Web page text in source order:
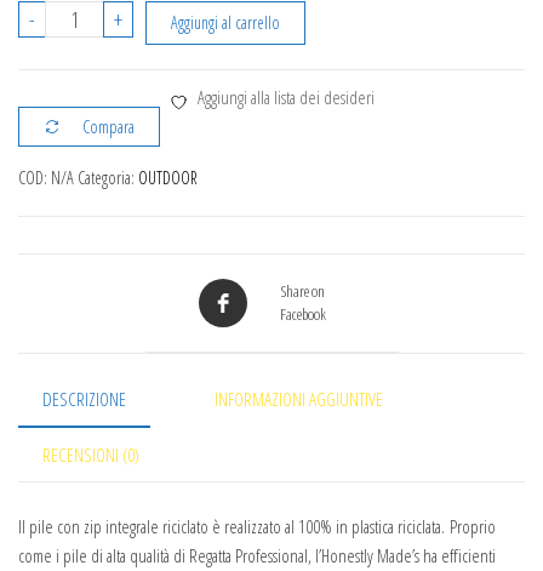
-
Giacca
in
Scout
Regatta
+ Aggiungi al carrello
Aggiungi alla lista dei desideri
Compara
COD: N/A Categoria: OUTDOOR
Share on
Facebook
DESCRIZIONE INFORMAZIONI AGGIUNTIVE
RECENSIONI (0)
Il pile con zip integrale riciclato è realizzato al 100% in plastica riciclata. Proprio
come i pile di alta qualità di Regatta Professional, l’Honestly Made’s ha efficienti